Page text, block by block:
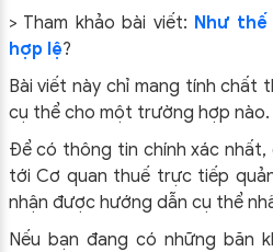
> Tham khảo bài viết: Như
hợp lệ?
Bài viết này chỉ mang tính chất
cụ thể cho một trường hợp nào.
Để có thông tin chính xác nhất,
tới Cơ quan thuế trực tiếp
nhận được hướng dẫn cụ thể
Nếu bạn đang có những băn